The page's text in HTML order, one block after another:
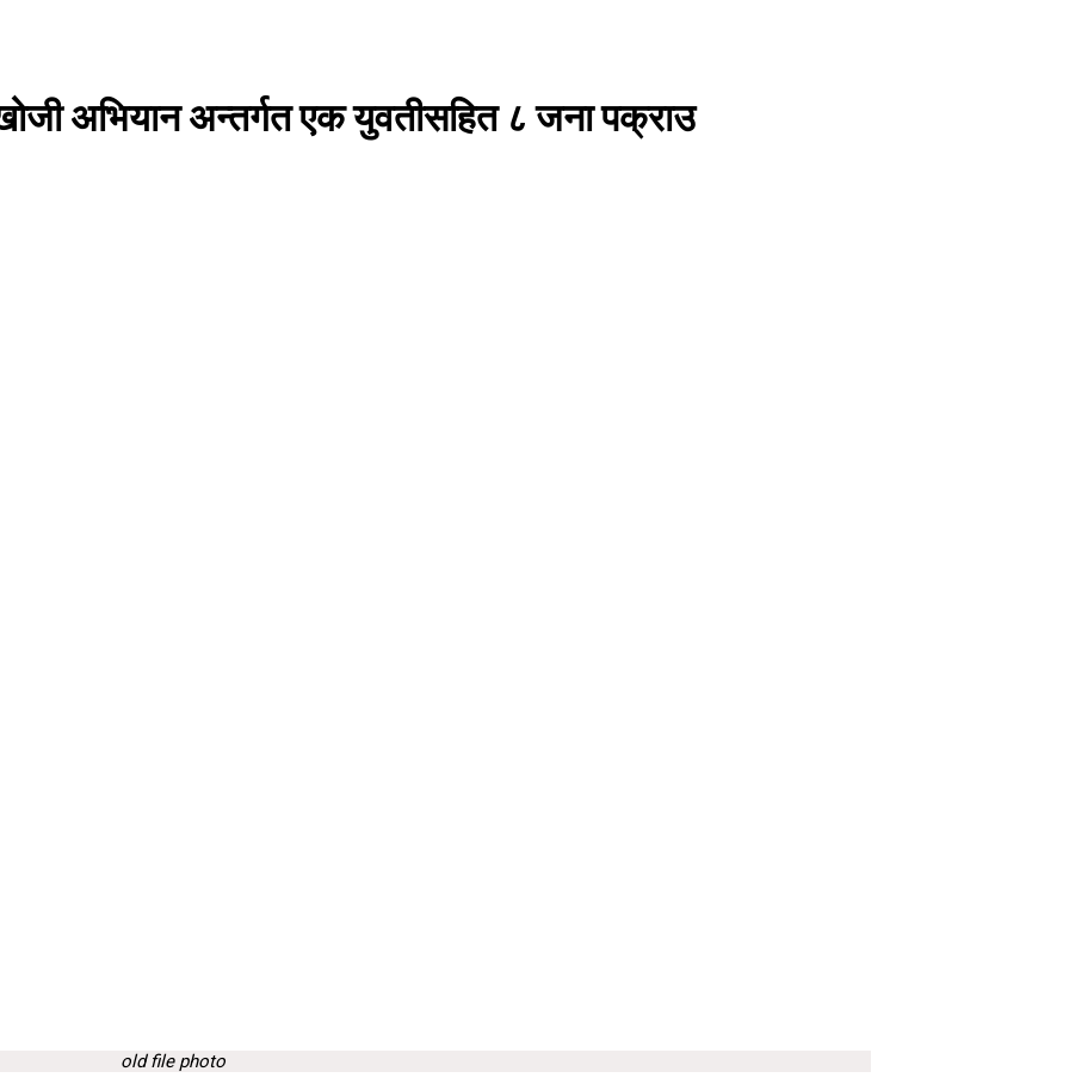
अभियान अन्तर्गत एक युवतीसहित ८ जना पक्राउ
old file photo